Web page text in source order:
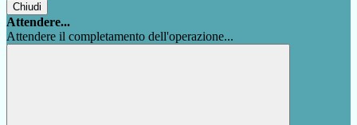
Chiudi
Attendere...
Attendere il completamento dell'operazione...